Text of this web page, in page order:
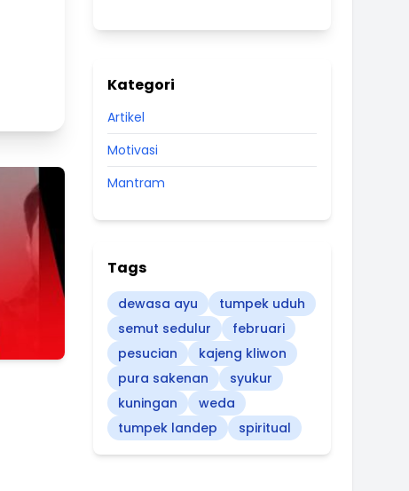
Kategori
Artikel
Motivasi
Mantram
Tags
dewasa ayu
tumpek uduh
semut sedulur
februari
pesucian
kajeng kliwon
pura sakenan
syukur
kuningan
weda
tumpek landep
spiritual